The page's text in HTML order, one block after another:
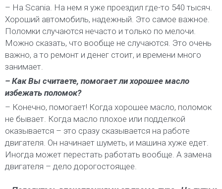
– На Scania. На нем я уже проездил где-то 540 тысяч.
Хороший автомобиль, надежный. Это самое важное.
Поломки случаются нечасто и только по мелочи.
Можно сказать, что вообще не случаются. Это очень
важно, а то ремонт и денег стоит, и времени много
занимает.
– Как Вы считаете, помогает ли хорошее масло
избежать поломок?
– Конечно, помогает! Когда хорошее масло, поломок
не бывает. Когда масло плохое или подделкой
оказывается – это сразу сказывается на работе
двигателя. Он начинает шуметь, и машина хуже едет.
Иногда может перестать работать вообще. А замена
двигателя – дело дорогостоящее.